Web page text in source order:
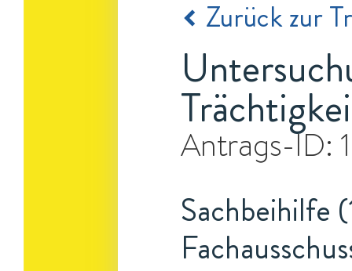
Zurück zur
Antrags-ID:
Sachbeihilfe